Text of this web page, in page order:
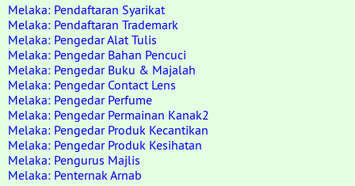
Melaka: Pendaftaran Syarikat
Melaka: Pendaftaran Trademark
Melaka: Pengedar Alat Tulis
Melaka: Pengedar Bahan Pencuci
Melaka: Pengedar Buku & Majalah
Melaka: Pengedar Contact Lens
Melaka: Pengedar Perfume
Melaka: Pengedar Permainan Kanak2
Melaka: Pengedar Produk Kecantikan
Melaka: Pengedar Produk Kesihatan
Melaka: Pengurus Majlis
Melaka: Penternak Arnab